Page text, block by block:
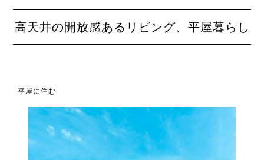
高天井の開放感あるリビング、平屋暮らし
平屋に住む